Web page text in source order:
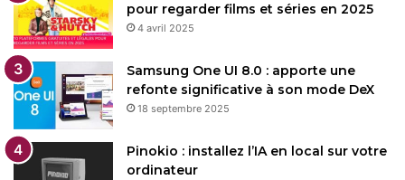
Copy URL
pour regarder films et séries en 2025
4 avril 2025
Samsung One UI 8.0 : apporte une
refonte significative à son mode DeX
18 septembre 2025
Pinokio : installez l’IA en local sur votre
ordinateur